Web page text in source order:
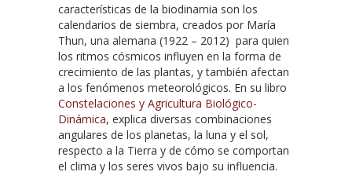
características de la biodinamia son los
calendarios de siembra, creados por María
Thun, una alemana (1922 – 2012) para quien
los ritmos cósmicos influyen en la forma de
crecimiento de las plantas, y también afectan
a los fenómenos meteorológicos. En su libro
Constelaciones y Agricultura Biológico-
Dinámica, explica diversas combinaciones
angulares de los planetas, la luna y el sol,
respecto a la Tierra y de cómo se comportan
el clima y los seres vivos bajo su influencia.